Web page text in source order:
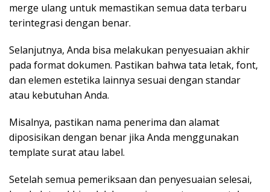
merge ulang untuk memastikan semua data terbaru
terintegrasi dengan benar.
Selanjutnya, Anda bisa melakukan penyesuaian akhir
pada format dokumen. Pastikan bahwa tata letak, font,
dan elemen estetika lainnya sesuai dengan standar
atau kebutuhan Anda.
Misalnya, pastikan nama penerima dan alamat
diposisikan dengan benar jika Anda menggunakan
template surat atau label.
Setelah semua pemeriksaan dan penyesuaian selesai,